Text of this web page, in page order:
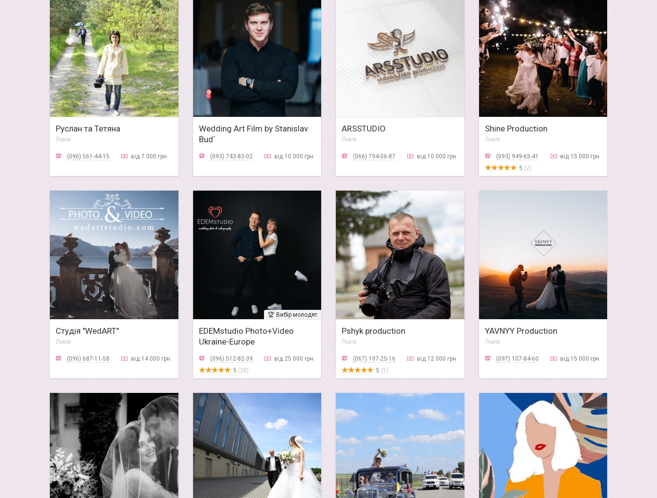
Руслан та Тетяна
Львів
(096) 561-44-15 від 7 000 грн.
Wedding Art Film by Stanislav
Bud`
(093) 743-83-02
від 10 000 грн.
ARSSTUDIO
Львів
(066) 794-06-87 від 10 000 грн.
Shine Production
Львів
(093) 949-65-41
від 15 000 грн.
5 (2)
Студія "WedART"
Львів
(096) 687-11-58 від 14 000 грн.
🏆 Вибір молодят
EDEMstudio Photo+Video
Ukraine-Europe
(096) 512-82-39
від 25 000 грн.
5 (28)
Pshyk production
Львів
(067) 197-25-16
від 12 000 грн.
5 (1)
YAVNYY Production
Львів
(097) 107-84-60 від 15 000 грн.